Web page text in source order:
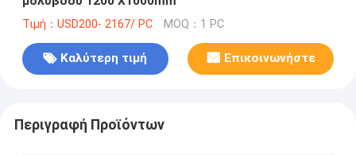
Τιμή：USD200- 2167/ PC MOQ：1 PC
Καλύτερη τιμή Επικοινωνήστε
Περιγραφή Προϊόντων